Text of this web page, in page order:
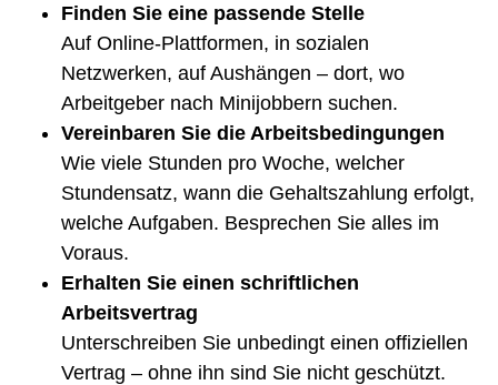
Finden Sie eine passende Stelle
Auf Online-Plattformen, in sozialen
Netzwerken, auf Aushängen – dort, wo
Arbeitgeber nach Minijobbern suchen.
Vereinbaren Sie die Arbeitsbedingungen
Wie viele Stunden pro Woche, welcher
Stundensatz, wann die Gehaltszahlung erfolgt,
welche Aufgaben. Besprechen Sie alles im
Voraus.
Erhalten Sie einen schriftlichen
Arbeitsvertrag
Unterschreiben Sie unbedingt einen offiziellen
Vertrag – ohne ihn sind Sie nicht geschützt.